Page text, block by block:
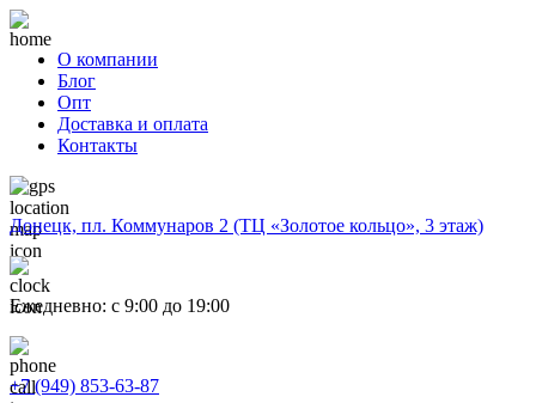
О компании
Блог
Опт
Доставка и оплата
Контакты
Донецк, пл. Коммунаров 2 (ТЦ «Золотое кольцо», 3 этаж)
Ежедневно: с 9:00 до 19:00
+7 (949) 853-63-87